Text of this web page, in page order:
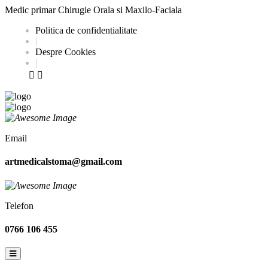
Medic primar Chirugie Orala si Maxilo-Faciala
Politica de confidentialitate
|
Despre Cookies
|
Email
artmedicalstoma@gmail.com
Telefon
0766 106 455